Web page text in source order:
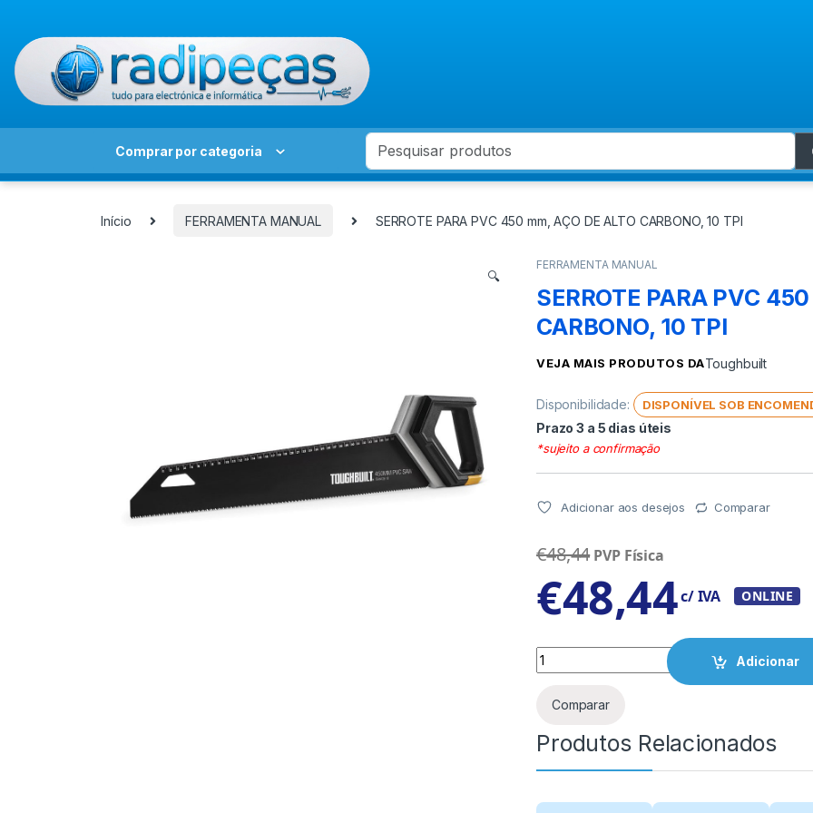
Comprar por categoria
Search for:
Início FERRAMENTA MANUAL SERROTE PARA PVC 450 mm, AÇO DE ALTO CARBONO, 10 TPI
🔍
FERRAMENTA MANUAL
SERROTE PARA PVC
CARBONO, 10 TPI
VEJA MAIS PRODUTOS DAToughbuilt
Disponibilidade: DISPONÍVEL SOB
Prazo 3 a 5 dias úteis
*sujeito a confirmação
Adicionar aos desejos Comparar
€48,44 PVP Física
€48,44c/ IVA ONLINE
Quantity
Adicionar
Comparar
Produtos Relacionados